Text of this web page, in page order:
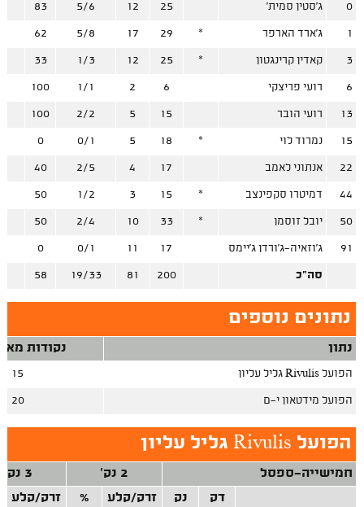
0 ג'סטין סמית' 25
12
5/6
83
1 ג'ארד הארפר *
29
17
5/8
62
3 קאדין קרינגטון *
25
12
1/3
33
6 רועי פריצקי 6
2
1/1
100
13 רועי הובר 15
5
2/2
100
15 נמרוד לוי *
18
5
0/1
0
22 אנתוני לאמב 17
4
2/5
40
44 דמיטרו סקפינצב *
15
3
1/2
50
50 יובל זוסמן *
33
10
2/4
50
91 ג'וזאיה־ג'ורדן ג'יימס 17
11
0/1
0
סה"כ 200
81
19/33
58
נתונים נוספים
נתון נקודות
הפועל Rivulis גליל עליון 15
הפועל מידטאון י-ם 20
הפועל Rivulis גליל עליון
חמישייה-ספסל 2 נק'
3 נק'
דק
נק זרק/קלע % זרק/קלע